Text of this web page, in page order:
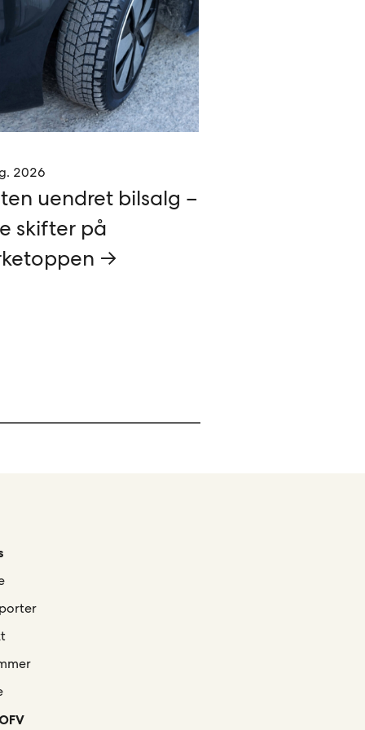
2026
uendret bilsalg –
skifter på
→